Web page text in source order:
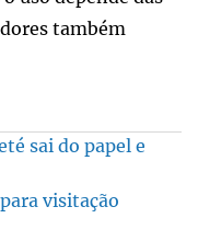
também
sai do papel e
visitação